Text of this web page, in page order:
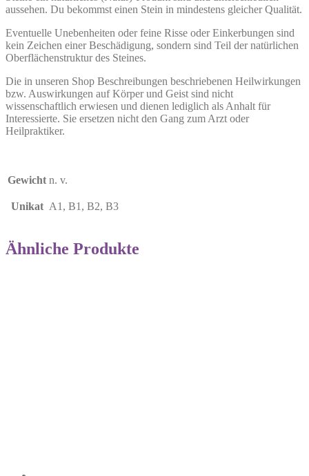
aussehen. Du bekommst einen Stein in mindestens gleicher Qualität.
Eventuelle Unebenheiten oder feine Risse oder Einkerbungen sind
kein Zeichen einer Beschädigung, sondern sind Teil der natürlichen
Oberflächenstruktur des Steines.
Die in unseren Shop Beschreibungen beschriebenen Heilwirkungen
bzw. Auswirkungen auf Körper und Geist sind nicht
wissenschaftlich erwiesen und dienen lediglich als Anhalt für
Interessierte. Sie ersetzen nicht den Gang zum Arzt oder
Heilpraktiker.
Gewicht n. v.
Unikat A1, B1, B2, B3
Ähnliche Produkte